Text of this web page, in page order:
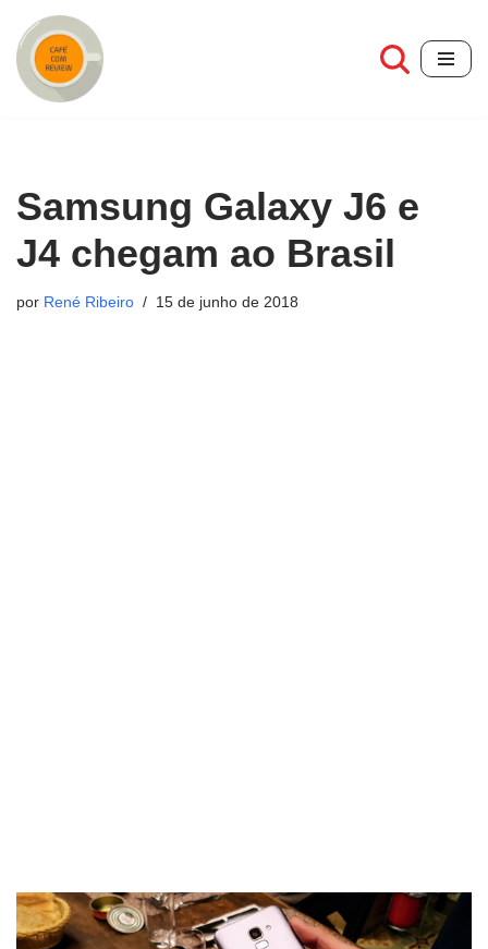
Pular
para
Samsung Galaxy J6 e
J4 chegam ao Brasil
por René Ribeiro 15 de junho de 2018